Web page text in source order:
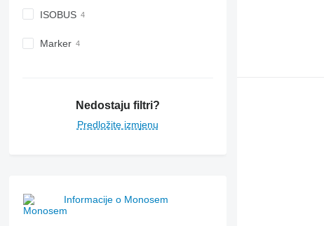
ISOBUS
Marker
Nedostaju filtri?
Predložite izmjenu
Informacije o Monosem